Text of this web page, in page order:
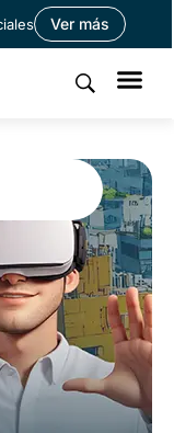
Ver más